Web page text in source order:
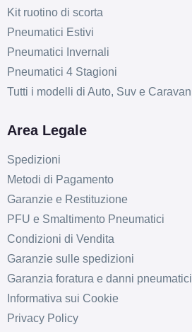
Kit ruotino di scorta
Pneumatici Estivi
Pneumatici Invernali
Pneumatici 4 Stagioni
Tutti i modelli di Auto, Suv e Caravan
Area Legale
Spedizioni
Metodi di Pagamento
Garanzie e Restituzione
PFU e Smaltimento Pneumatici
Condizioni di Vendita
Garanzie sulle spedizioni
Garanzia foratura e danni pneumatici
Informativa sui Cookie
Privacy Policy